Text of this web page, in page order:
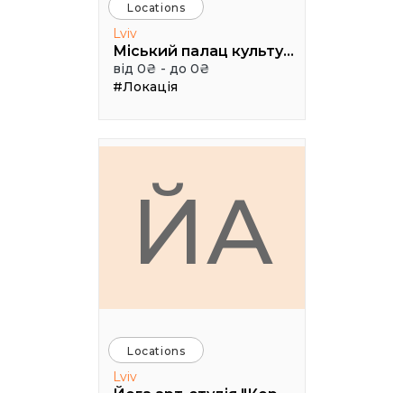
Locations
Lviv
Міський палац культури ім. Гната Хоткевича
від 0₴ - до 0₴
#Локація
ЙА
Locations
Lviv